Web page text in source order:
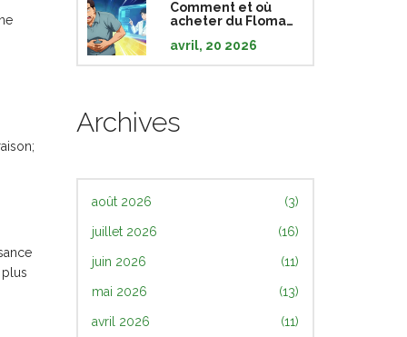
Comment et où
acheter du Flomax
complet 2026
avril, 20 2026
Archives
août 2026 (3)
juillet 2026 (16)
juin 2026 (11)
mai 2026 (13)
avril 2026 (11)